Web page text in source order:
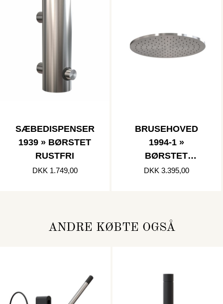
SÆBEDISPENSER
1939 » BØRSTET
RUSTFRI
DKK 1.749,00
BRUSEHOVED
1994-1 »
BØRSTET
RUSTFRI
DKK 3.395,00
ANDRE KØBTE OGSÅ